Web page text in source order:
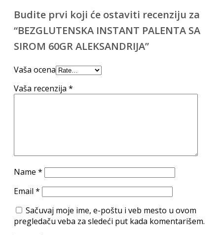
Budite prvi koji će ostaviti recenziju za
“BEZGLUTENSKA INSTANT PALENTA SA
SIROM 60GR ALEKSANDRIJA”
Vaša ocena
Vaša recenzija *
Name *
Email *
Sačuvaj moje ime, e-poštu i veb mesto u ovom
pregledaču veba za sledeći put kada komentarišem.